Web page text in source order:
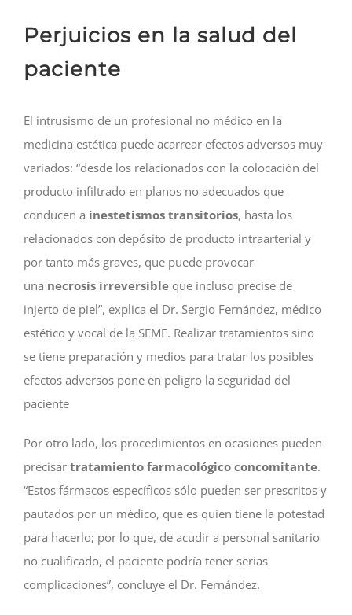
Perjuicios en la salud del
paciente
El intrusismo de un profesional no médico en la
medicina estética puede acarrear efectos adversos muy
variados: “desde los relacionados con la colocación del
producto infiltrado en planos no adecuados que
conducen a inestetismos transitorios, hasta los
relacionados con depósito de producto intraarterial y
por tanto más graves, que puede provocar
una necrosis irreversible que incluso precise de
injerto de piel”, explica el Dr. Sergio Fernández, médico
estético y vocal de la SEME. Realizar tratamientos sino
se tiene preparación y medios para tratar los posibles
efectos adversos pone en peligro la seguridad del
paciente
Por otro lado, los procedimientos en ocasiones pueden
precisar tratamiento farmacológico concomitante.
“Estos fármacos específicos sólo pueden ser prescritos y
pautados por un médico, que es quien tiene la potestad
para hacerlo; por lo que, de acudir a personal sanitario
no cualificado, el paciente podría tener serias
complicaciones”, concluye el Dr. Fernández.